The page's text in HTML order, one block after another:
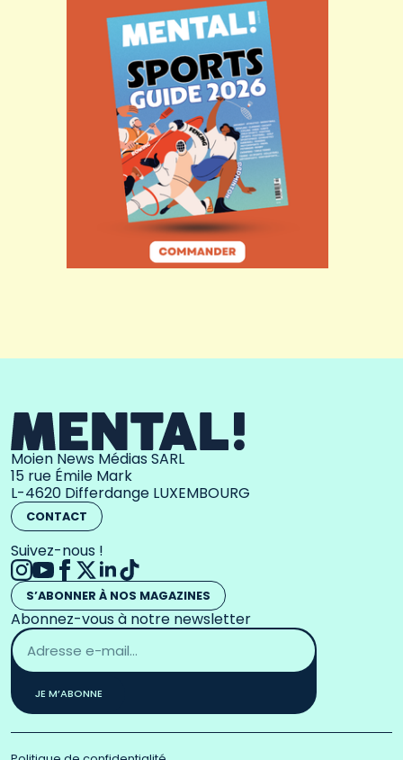
Moien News Médias SARL
15 rue Émile Mark
L-4620 Differdange LUXEMBOURG
CONTACT
Suivez-nous !
S’ABONNER À NOS MAGAZINES
Abonnez-vous à notre newsletter
Adresse
email
*
JE M’ABONNE